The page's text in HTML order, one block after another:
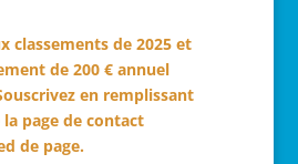
classements de 2025 et
de 200 € annuel
en remplissant
page de contact
de page.